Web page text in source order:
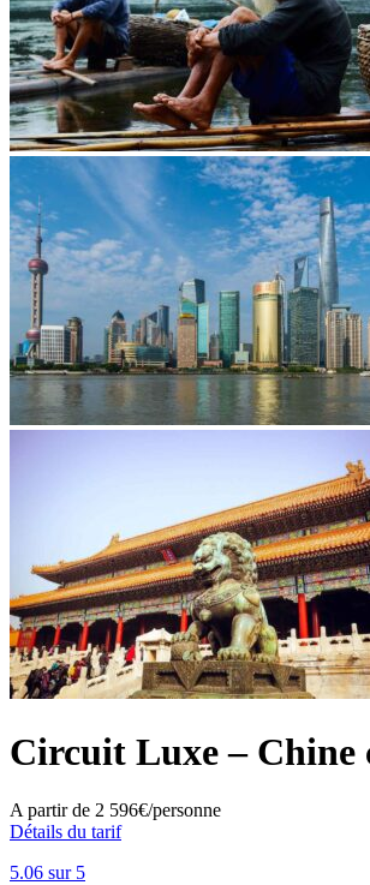
Circuit Luxe – Chine
A partir de 2 596€/personne
Détails du tarif
5.06 sur 5